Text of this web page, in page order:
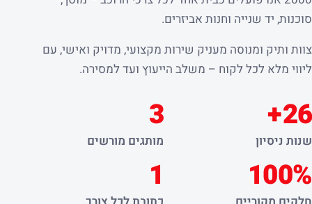
סוכנות, יד שנייה וחנות אביזרים.
צוות ותיק ומנוסה מעניק שירות מקצועי, מדויק ואישי, עם
ליווי מלא לכל לקוח – משלב הייעוץ ועד למסירה.
26+
שנות ניסיון
3
מותגים מורשים
100%
1